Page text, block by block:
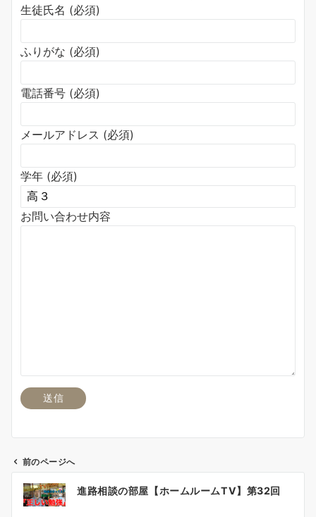
生徒氏名 (必須)
ふりがな (必須)
電話番号 (必須)
メールアドレス (必須)
学年 (必須)
お問い合わせ内容
前のページへ
進路相談の部屋【ホームルームTV】第32回